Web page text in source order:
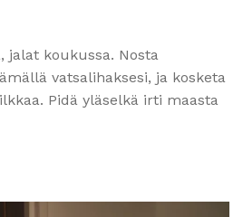
jalat koukussa. Nosta
vatsalihaksesi, ja kosketa
Pidä yläselkä irti maasta